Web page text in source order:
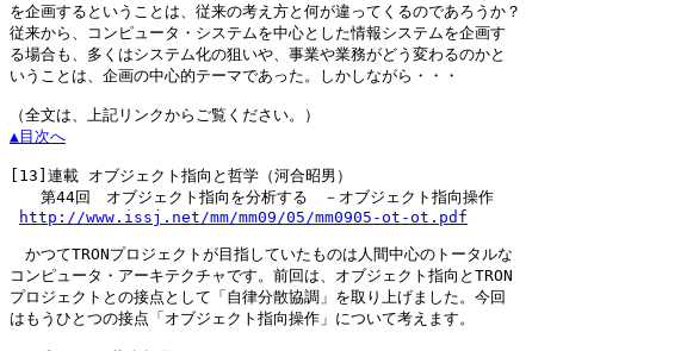
を企画するということは、従来の考え方と何が違ってくるのであろうか？
従来から、コンピュータ・システムを中心とした情報システムを企画す
る場合も、多くはシステム化の狙いや、事業や業務がどう変わるのかと
いうことは、企画の中心的テーマであった。しかしながら・・・
▲目次へ
[13] 連載 オブジェクト指向と哲学（河合昭男）
第44回　オブジェクト指向を分析する　－オブジェクト指向操作
http://www.issj.net/mm/mm09/05/mm0905-ot-ot.pdf
かつてTRONプロジェクトが目指していたものは人間中心のトータルな
コンピュータ・アーキテクチャです。前回は、オブジェクト指向とTRON
プロジェクトとの接点として「自律分散協調」を取り上げました。今回
はもうひとつの接点「オブジェクト指向操作」について考えます。